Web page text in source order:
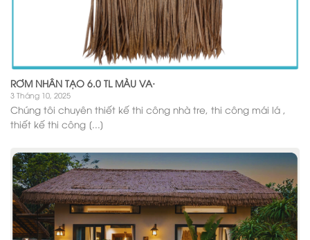
RƠM NHÂN TẠO 6.0 TL MÀU VA·
3 Tháng 10, 2025
Chúng tôi chuyên thiết kế thi công nhà tre, thi công mái lá ,
thiết kế thi công [...]